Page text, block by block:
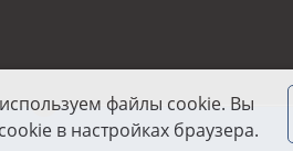
файлы cookie. Вы
в настройках браузера.